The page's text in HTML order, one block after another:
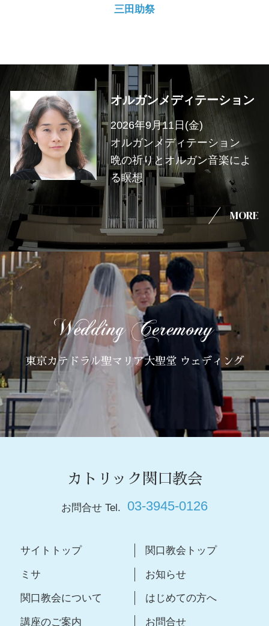
三田助祭
オルガンメディテーション
2026年9月11日(金)
オルガンメディテーション
晩の祈りとオルガン音楽によ
る瞑想
MORE
東京カテドラル聖マリア大聖堂 ウェディング
カトリック関口教会
お問合せ Tel. 03-3945-0126
サイトトップ 関口教会トップ
ミサ お知らせ
関口教会について はじめての方へ
講座のご案内 お問合せ